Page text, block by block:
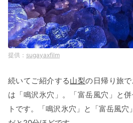
sugayaxfilm
続いてご紹介する山梨の日帰り旅
は「鳴沢氷穴」。「富岳風穴」と
トです。「鳴沢氷穴」と「富岳風